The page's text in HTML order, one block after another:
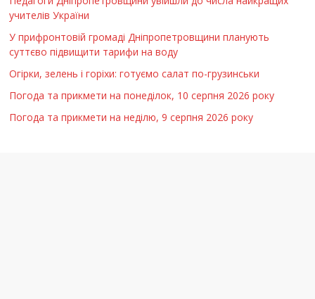
учителів України
У прифронтовій громаді Дніпропетровщини планують
суттєво підвищити тарифи на воду
Огірки, зелень і горіхи: готуємо салат по-грузинськи
Погода та прикмети на понеділок, 10 серпня 2026 року
Погода та прикмети на неділю, 9 серпня 2026 року